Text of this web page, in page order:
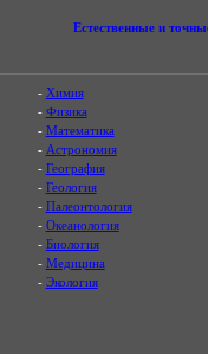
Естественные и
- Химия
- Физика
- Математика
- Астрономия
- География
- Геология
- Палеонтология
- Океанология
- Биология
- Медицина
- Экология